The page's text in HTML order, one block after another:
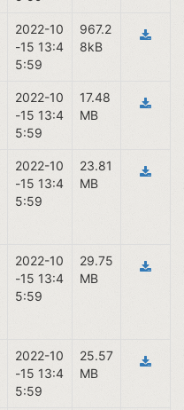
2022-10
-15 13:4
5:59
967.2
8kB
2022-10
-15 13:4
5:59
17.48
MB
2022-10
-15 13:4
5:59
23.81
MB
2022-10
-15 13:4
5:59
29.75
MB
2022-10
-15 13:4
5:59
25.57
MB